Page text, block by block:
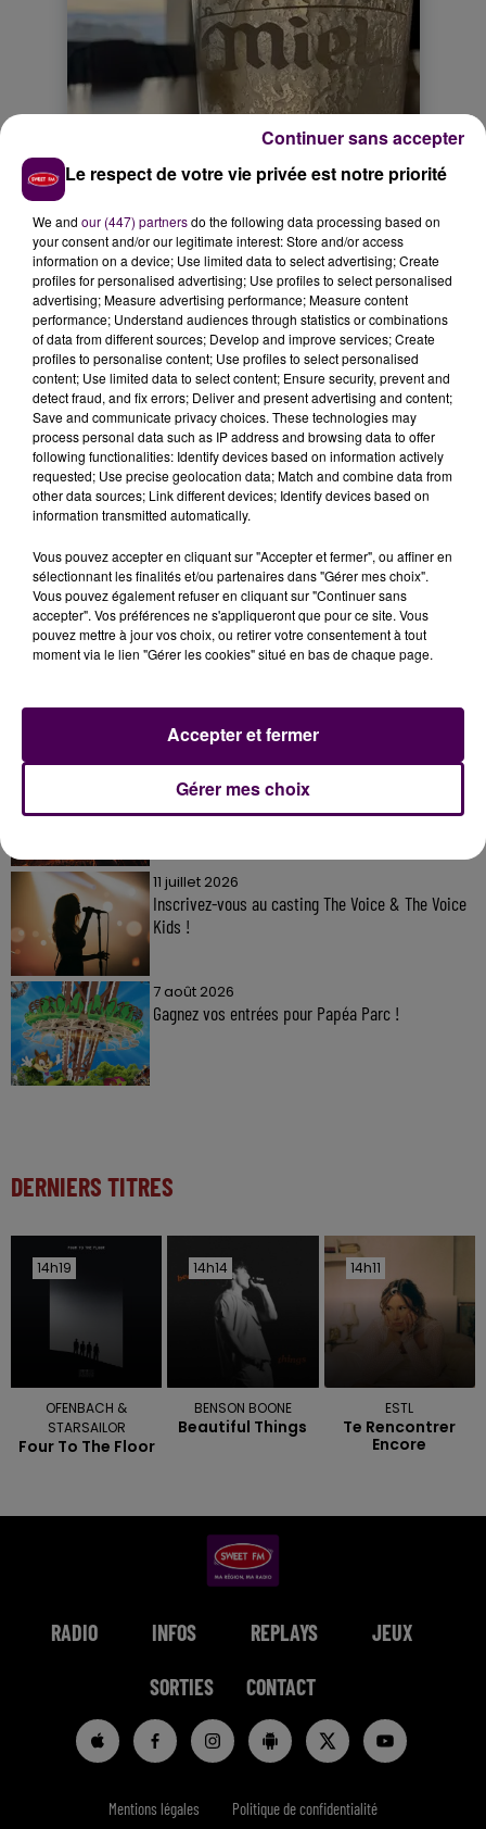
À LA UNE
7 août 2026
Gagnez vos pass pour le V and B Fest' 2026 !
11 juillet 2026
Inscrivez-vous au casting The Voice & The Voice
Kids !
7 août 2026
Gagnez vos entrées pour Papéa Parc !
DERNIERS TITRES
14h19
14h19
OFENBACH &
STARSAILOR
Four To The Floor
14h14
14h14
BENSON BOONE
Beautiful Things
14h11
14h11
ESTL
Te Rencontrer
Encore
RADIO INFOS REPLAYS JEUX
SORTIES CONTACT
Mentions légales Politique de confidentialité
Le respect de votre vie privée est notre priorité
We and our (447) partnersdo the following data processing based on
your consent and/or our legitimate interest: Store and/or access
information on a device; Use limited data to select advertising; Create
profiles for personalised advertising; Use profiles to select personalised
advertising; Measure advertising performance; Measure content
performance; Understand audiences through statistics or combinations
of data from different sources; Develop and improve services; Create
profiles to personalise content; Use profiles to select personalised
content; Use limited data to select content; Ensure security, prevent and
detect fraud, and fix errors; Deliver and present advertising and content;
Save and communicate privacy choices. These technologies may
process personal data such as IP address and browsing data to offer
following functionalities: Identify devices based on information actively
requested; Use precise geolocation data; Match and combine data from
other data sources; Link different devices; Identify devices based on
information transmitted automatically.
Vous pouvez accepter en cliquant sur "Accepter et fermer", ou affiner en
sélectionnant les finalités et/ou partenaires dans "Gérer mes choix".
Vous pouvez également refuser en cliquant sur "Continuer sans
accepter". Vos préférences ne s'appliqueront que pour ce site. Vous
pouvez mettre à jour vos choix, ou retirer votre consentement à tout
moment via le lien "Gérer les cookies" situé en bas de chaque page.
Gérer mes choix
Accepter et fermer
Continuer sans accepter